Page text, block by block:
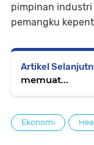
pimpinan industri
pemangku
Artikel
memuat...
Ekonomi